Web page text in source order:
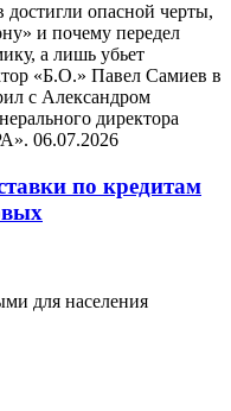
достигли опасной черты,
и почему передел
а лишь убьет
«Б.О.» Павел Самиев в
с Александром
директора
06.07.2026
по кредитам
для населения